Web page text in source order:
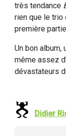
très tendance
rien que le trio
première
Un bon album,
même assez
dévastateurs
Didier